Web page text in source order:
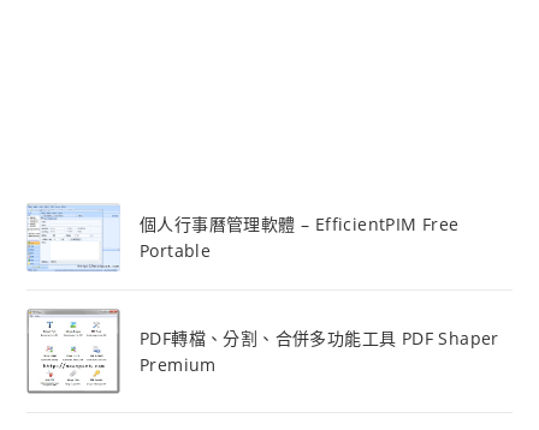
個人行事曆管理軟體 – EfficientPIM Free
Portable
PDF轉檔、分割、合併多功能工具 PDF Shaper
Premium